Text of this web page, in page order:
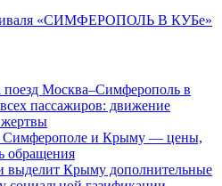
«СИМФЕРОПОЛЬ В КУБе»
Москва–Симферополь в
пассажиров: движение
жертвы
Симферополе и Крыму — цены,
обращения
выделит Крыму дополнительные